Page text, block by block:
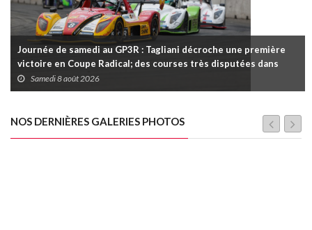
Journée de samedi au GP3R : Tagliani décroche une première
victoire en Coupe Radical; des courses très disputées dans
toutes les séries
Samedi 8 août 2026
NOS DERNIÈRES GALERIES PHOTOS